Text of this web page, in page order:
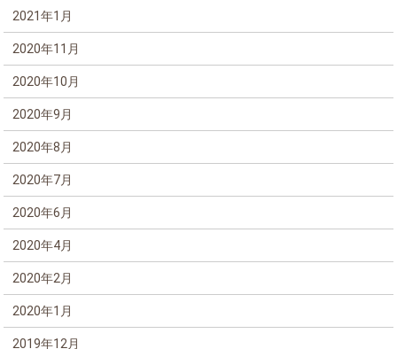
2021年1月
2020年11月
2020年10月
2020年9月
2020年8月
2020年7月
2020年6月
2020年4月
2020年2月
2020年1月
2019年12月